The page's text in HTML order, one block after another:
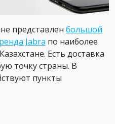
представлен большой
Jabra по наиболее
Есть доставка
точку страны. В
пункты